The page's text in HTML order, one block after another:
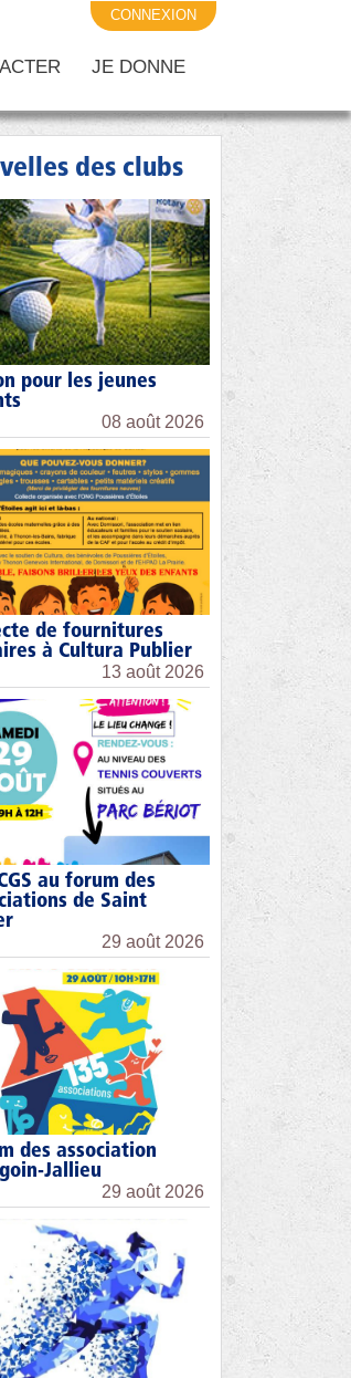
CONNEXION
JE DONNE
des clubs
pour les jeunes
08 août 2026
de fournitures
à Cultura Publier
13 août 2026
au forum des
de Saint
29 août 2026
des association
Jallieu
29 août 2026